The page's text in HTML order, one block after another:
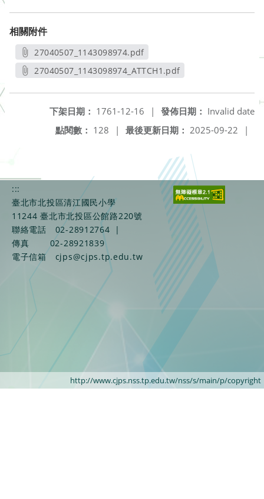
相關附件
27040507_1143098974.pdf
另開新視窗
27040507_1143098974_ATTCH1.pdf
發佈日期： Invalid date
下架日期： 1761-12-16
|
最後更新日期： 2025-09-22 |
點閱數： 128 |
:::
臺北市北投區清江國民小學
11244 臺北市北投區公館路220號
聯絡電話
02-28912764
|
傳真
02-28921839
電子信箱
cjps@cjps.tp.edu.tw
http://www.cjps.nss.tp.edu.tw/nss/s/main/p/copyright